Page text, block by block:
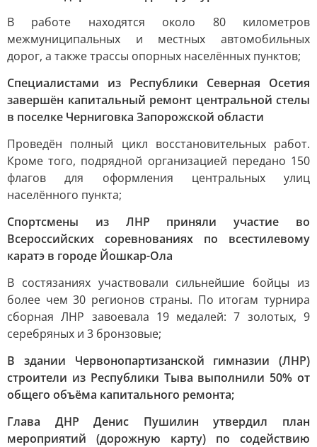
В работе находятся около 80 километров
межмуниципальных и местных автомобильных
дорог, а также трассы опорных населённых пунктов;
Специалистами из Республики Северная Осетия
завершён капитальный ремонт центральной стелы
в поселке Черниговка Запорожской области
Проведён полный цикл восстановительных работ.
Кроме того, подрядной организацией передано 150
флагов для оформления центральных улиц
населённого пункта;
Спортсмены из ЛНР приняли участие во
Всероссийских соревнованиях по всестилевому
каратэ в городе Йошкар-Ола
В состязаниях участвовали сильнейшие бойцы из
более чем 30 регионов страны. По итогам турнира
сборная ЛНР завоевала 19 медалей: 7 золотых, 9
серебряных и 3 бронзовые;
В здании Червонопартизанской гимназии (ЛНР)
строители из Республики Тыва выполнили 50% от
общего объёма капитального ремонта;
Глава ДНР Денис Пушилин утвердил план
мероприятий (дорожную карту) по содействию